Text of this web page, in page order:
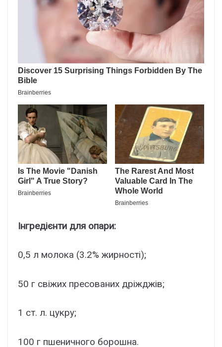
Інгредієнти для опари:
0,5 л молока (3.2% жирності);
50 г свіжих пресованих дріжджів;
1 ст. л. цукру;
100 г пшеничного борошна.